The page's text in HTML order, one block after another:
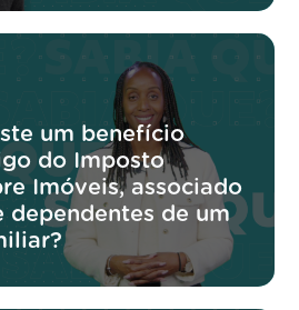
um benefício
do Imposto
Imóveis, associado
dependentes de um